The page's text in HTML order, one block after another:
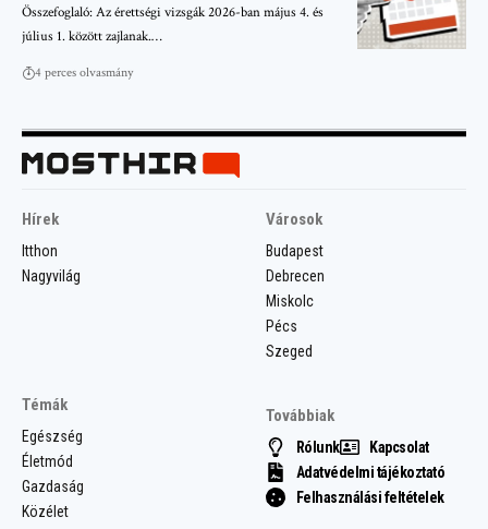
Összefoglaló: Az érettségi vizsgák 2026-ban május 4. és
július 1. között zajlanak.…
4 perces olvasmány
Hírek
Itthon
Nagyvilág
Városok
Budapest
Debrecen
Miskolc
Pécs
Szeged
Témák
Egészség
Életmód
Gazdaság
Közélet
Továbbiak
Rólunk
Kapcsolat
Adatvédelmi tájékoztató
Felhasználási feltételek